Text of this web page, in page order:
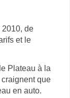
2010, de
et le
Plateau à la
que
en auto.